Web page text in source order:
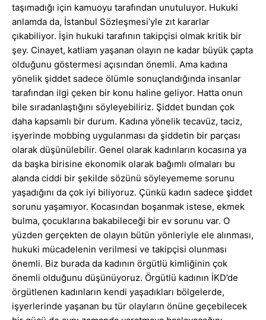
taşımadığı için kamuoyu tarafından unutuluyor. Hukuki
anlamda da, İstanbul Sözleşmesi’yle zıt kararlar
çıkabiliyor. İşin hukuki tarafının takipçisi olmak kritik bir
şey. Cinayet, katliam yaşanan olayın ne kadar büyük çapta
olduğunu göstermesi açısından önemli. Ama kadına
yönelik şiddet sadece ölümle sonuçlandığında insanlar
tarafından ilgi çeken bir konu haline geliyor. Hatta onun
bile sıradanlaştığını söyleyebiliriz. Şiddet bundan çok
daha kapsamlı bir durum. Kadına yönelik tecavüz, taciz,
işyerinde mobbing uygulanması da şiddetin bir parçası
olarak düşünülebilir. Genel olarak kadınların kocasına ya
da başka birisine ekonomik olarak bağımlı olmaları bu
alanda ciddi bir şekilde sözünü söyleyememe sorunu
yaşadığını da çok iyi biliyoruz. Çünkü kadın sadece şiddet
sorunu yaşamıyor. Kocasından boşanmak istese, ekmek
bulma, çocuklarına bakabileceği bir ev sorunu var. O
yüzden gerçekten de olayın bütün yönleriyle ele alınması,
hukuki mücadelenin verilmesi ve takipçisi olunması
önemli. Biz burada da kadının örgütlü kimliğinin çok
önemli olduğunu düşünüyoruz. Örgütlü kadının İKD’de
örgütlenen kadınların kendi yaşadıkları bölgelerde,
işyerlerinde yaşanan bu tür olayların önüne geçebilecek